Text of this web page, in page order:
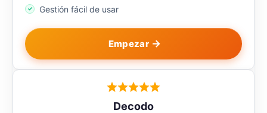
Gestión fácil de usar
Empezar
Decodo